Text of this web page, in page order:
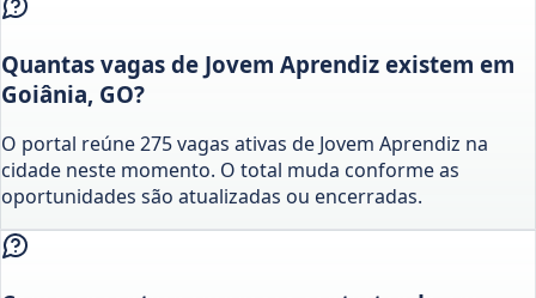
Quantas vagas de Jovem Aprendiz existem em
Goiânia, GO?
O portal reúne 275 vagas ativas de Jovem Aprendiz na
cidade neste momento. O total muda conforme as
oportunidades são atualizadas ou encerradas.